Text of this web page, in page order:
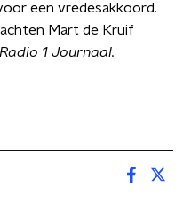
een vredesakkoord.
Mart de Kruif
1 Journaal.